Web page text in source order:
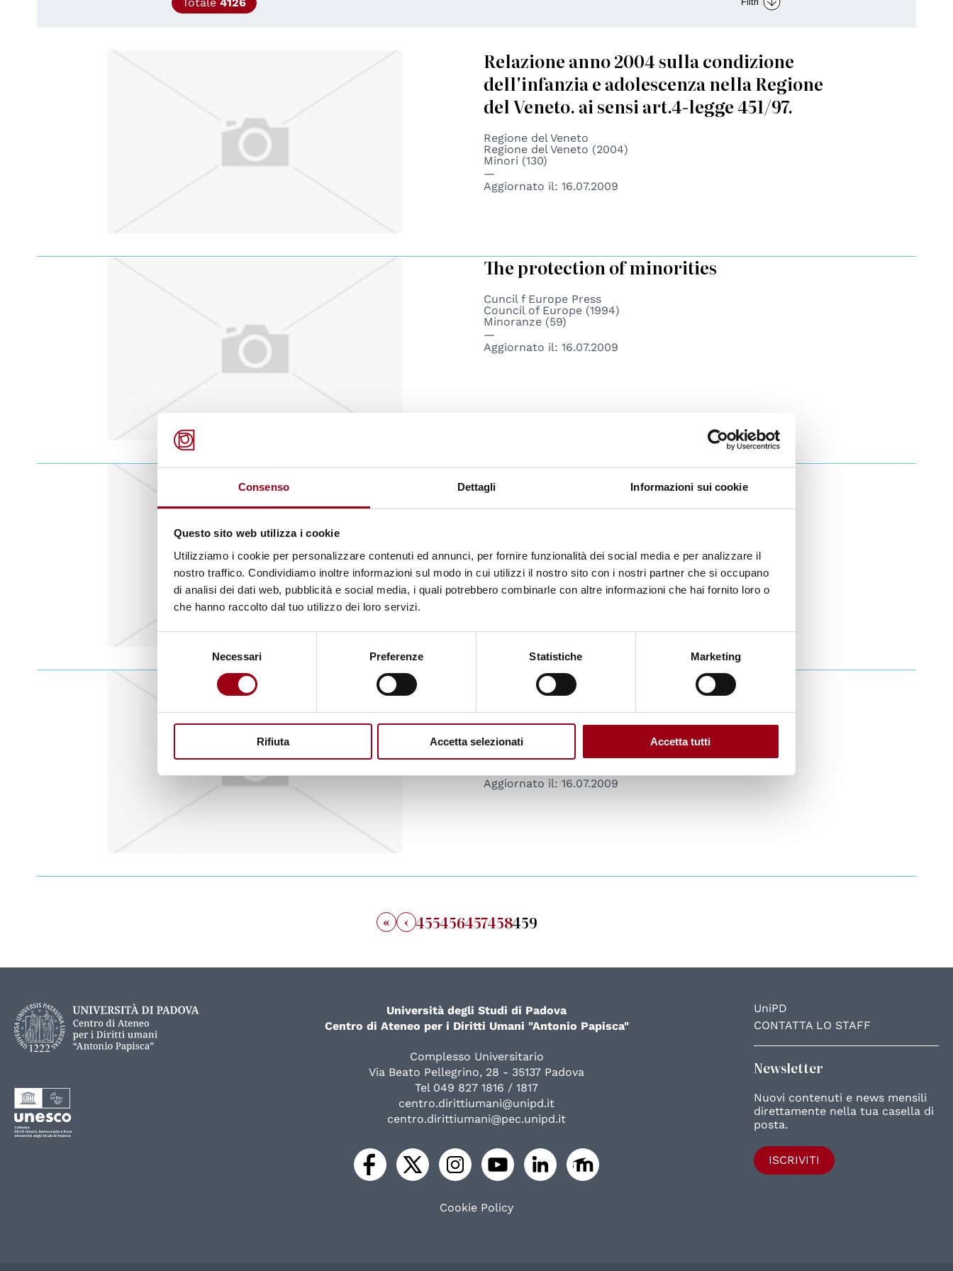
Consenso Dettagli Informazioni sui cookie
Questo sito web utilizza i cookie
Utilizziamo i cookie per personalizzare contenuti ed annunci, per fornire funzionalità dei social media e per analizzare il
nostro traffico. Condividiamo inoltre informazioni sul modo in cui utilizzi il nostro sito con i nostri partner che si occupano
di analisi dei dati web, pubblicità e social media, i quali potrebbero combinarle con altre informazioni che hai fornito loro o
che hanno raccolto dal tuo utilizzo dei loro servizi.
consenso
Necessari Preferenze Statistiche Marketing
Rifiuta Accetta selezionati Accetta tutti
Relazione anno 2004 sulla condizione
dell'infanzia e adolescenza nella Regione
del Veneto. ai sensi art.4-legge 451/97.
Regione del Veneto
Regione del Veneto (2004)
Minori (130)
Aggiornato il:16.07.2009
The protection of minorities
Cuncil f Europe Press
Council of Europe (1994)
Minoranze (59)
Aggiornato il:16.07.2009
Allora io.... Verso una nuova etica del
futuro.
Educazione (219)
Aggiornato il:16.07.2009
Il mondo da un oblo'. Risorse per una
didattica della mondialità.
VIS-SEI
Cristaldi, L. (2003)
Educazione (231)
Aggiornato il:16.07.2009
« ‹ 455456457458459
UniPD
CONTATTA LO STAFF
Newsletter
Nuovi contenuti e news mensili
direttamente nella tua casella di
posta.
ISCRIVITI
Università degli Studi di Padova
Centro di Ateneo per i Diritti Umani "Antonio Papisca"
Complesso Universitario
Via Beato Pellegrino, 28 - 35137 Padova
Tel 049 827 1816 / 1817
centro.dirittiumani@unipd.it
centro.dirittiumani@pec.unipd.it
Cookie Policy